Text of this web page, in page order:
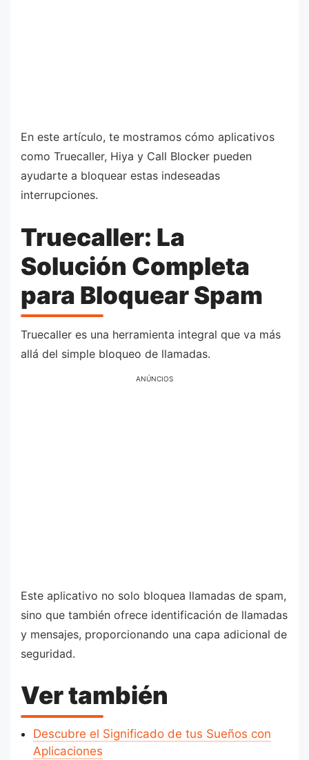
En este artículo, te mostramos cómo aplicativos
como Truecaller, Hiya y Call Blocker pueden
ayudarte a bloquear estas indeseadas
interrupciones.
Truecaller: La
Solución Completa
para Bloquear Spam
Truecaller es una herramienta integral que va más
allá del simple bloqueo de llamadas.
ANÚNCIOS
Este aplicativo no solo bloquea llamadas de spam,
sino que también ofrece identificación de llamadas
y mensajes, proporcionando una capa adicional de
seguridad.
Ver también
Descubre el Significado de tus Sueños con
Aplicaciones